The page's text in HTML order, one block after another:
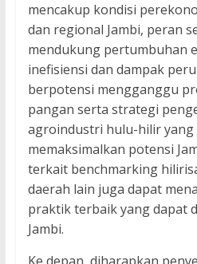
mencakup kondisi
dan regional Jambi, peran
mendukung pertumbuhan
inefisiensi dan dampak
berpotensi mengganggu
pangan serta strategi
agroindustri hulu-hilir yang
memaksimalkan potensi
terkait benchmarking
daerah lain juga dapat
praktik terbaik yang dapat
Jambi.